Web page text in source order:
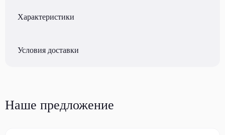
Характеристики
Условия доставки
Наше предложение